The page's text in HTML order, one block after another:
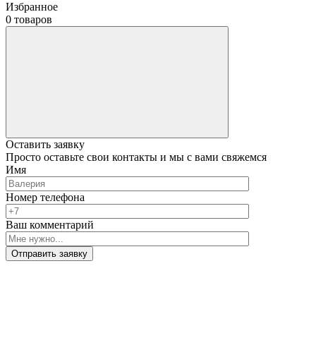
Избранное
0 товаров
Оставить заявку
Просто оставьте свои контакты и мы с вами свяжемся
Имя
Номер телефона
Ваш комментарий
Отправить заявку